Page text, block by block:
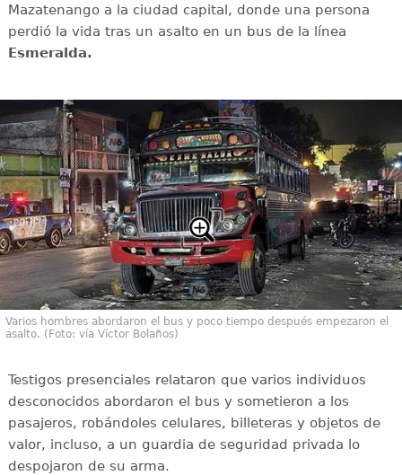
Mazatenango a la ciudad capital, donde una persona
perdió la vida tras un asalto en un bus de la línea
Esmeralda.
Varios hombres abordaron el bus y poco tiempo después empezaron el
asalto. (Foto: vía Víctor Bolaños)
Testigos presenciales relataron que varios individuos
desconocidos abordaron el bus y sometieron a los
pasajeros, robándoles celulares, billeteras y objetos de
valor, incluso, a un guardia de seguridad privada lo
despojaron de su arma.